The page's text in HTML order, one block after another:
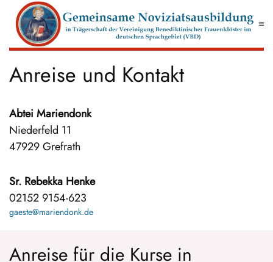
Zum Hauptinhalt springen
Anreise und Kontakt
Abtei Mariendonk
Niederfeld 11
47929 Grefrath
Sr. Rebekka Henke
02152 9154-623
gaeste@mariendonk.de
Anreise für die Kurse in